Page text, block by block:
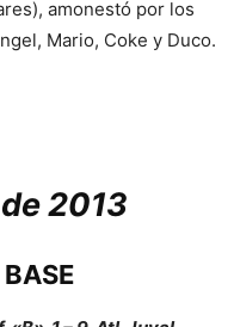
amonestó por los
Mario, Coke y Duco.
2013